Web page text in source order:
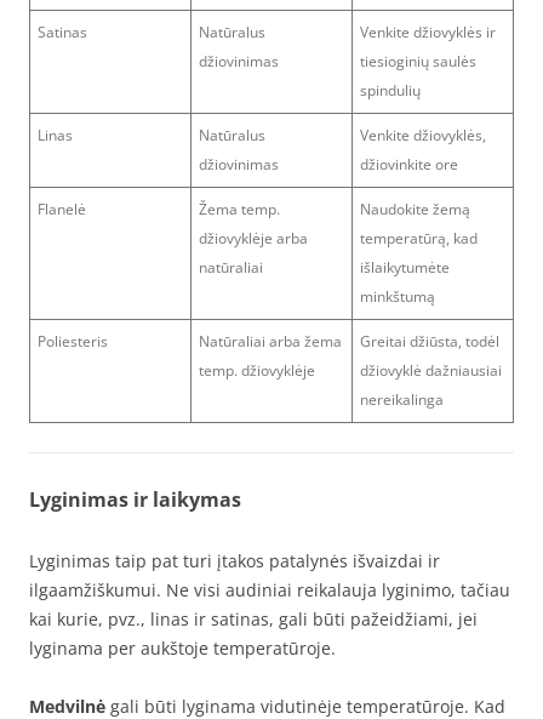
Satinas
Natūralus
džiovinimas
Venkite džiovyklės ir
tiesioginių saulės
spindulių
Linas
Natūralus
džiovinimas
Venkite džiovyklės,
džiovinkite ore
Flanelė
Žema temp.
džiovyklėje arba
natūraliai
Naudokite žemą
temperatūrą, kad
išlaikytumėte
minkštumą
Poliesteris
Natūraliai arba žema
temp. džiovyklėje
Greitai džiūsta, todėl
džiovyklė dažniausiai
nereikalinga
Lyginimas ir laikymas
Lyginimas taip pat turi įtakos patalynės išvaizdai ir
ilgaamžiškumui. Ne visi audiniai reikalauja lyginimo, tačiau
kai kurie, pvz., linas ir satinas, gali būti pažeidžiami, jei
lyginama per aukštoje temperatūroje.
Medvilnė gali būti lyginama vidutinėje temperatūroje. Kad